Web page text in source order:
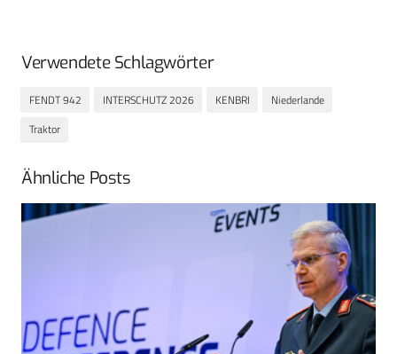
Verwendete Schlagwörter
FENDT 942 INTERSCHUTZ 2026 KENBRI
Niederlande
Traktor
Ähnliche Posts